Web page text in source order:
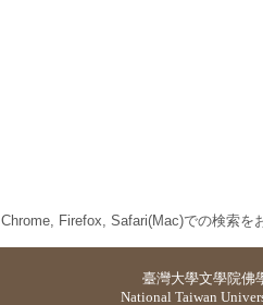
Chrome, Firefox, Safari(Mac)での検索を
臺灣大學文學院佛
National Taiwan